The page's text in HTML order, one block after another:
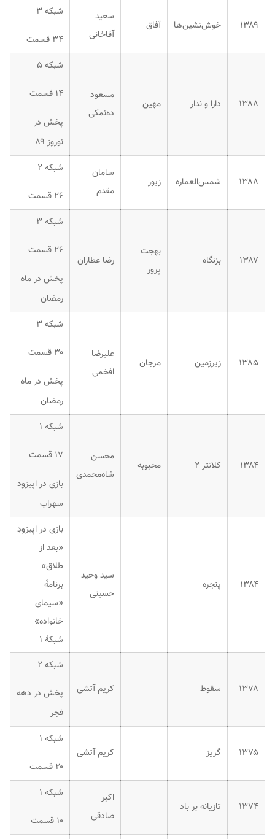
۱۳۸۹ خوش‌نشین‌ها آفاق
سعید
آقاخانی
شبکه ۳
۳۴ قسمت
۱۳۸۸ دارا و ندار مهین
مسعود
ده‌نمکی
شبکه ۵
۱۴ قسمت
پخش در
نوروز ۸۹
۱۳۸۸ شمس‌العماره زیور
سامان
مقدم
شبکه ۲
۲۶ قسمت
۱۳۸۷ بزنگاه
بهجت
پرور
رضا عطاران
شبکه ۳
۲۶ قسمت
پخش در ماه
رمضان
۱۳۸۵ زیرزمین مرجان
علیرضا
افخمی
شبکه ۳
۳۰ قسمت
پخش در ماه
رمضان
۱۳۸۴ کلانتر ۲ محبوبه
محسن
شاه‌محمدی
شبکه ۱
۱۷ قسمت
بازی در اپیزود
سهراب
۱۳۸۴ پنجره
سید وحید
حسینی
بازی در اپیزودِ
«بعد از
طلاق»
برنامهٔ
«سیمای
خانواده»
شبکهٔ ۱
۱۳۷۸ سقوط کریم آتشی
شبکه ۲
پخش در دهه
فجر
۱۳۷۵ گریز کریم آتشی
شبکه ۱
۲۰ قسمت
۱۳۷۴ تازیانه بر باد
اکبر
صادقی
شبکه ۱
۱۰ قسمت